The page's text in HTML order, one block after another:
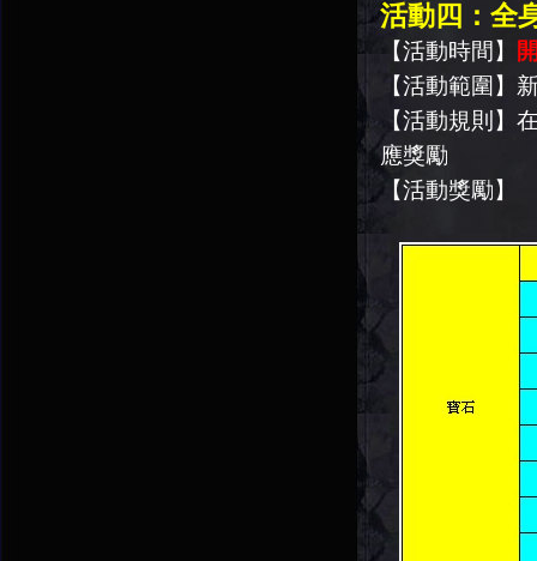
活動四：全
【活動時間】
【活動範圍】
【活動規則】
應獎勵
【活動獎勵】